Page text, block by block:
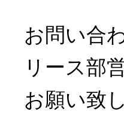
お問い合
リース部
お願い致